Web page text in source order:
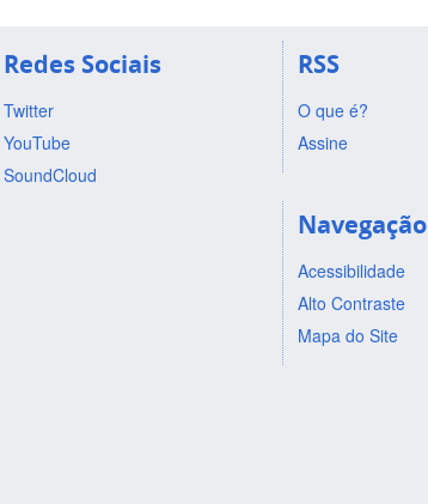
Redes Sociais
Twitter
YouTube
SoundCloud
RSS
O que é?
Assine
Navegação
Acessibilidade
Alto Contraste
Mapa do Site